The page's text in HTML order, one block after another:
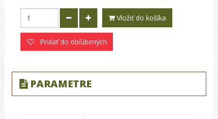
Vložiť do košíka
Pridať do obľúbených
PARAMETRE